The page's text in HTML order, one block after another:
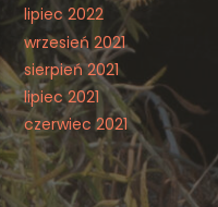
lipiec 2022
wrzesień 2021
sierpień 2021
lipiec 2021
czerwiec 2021